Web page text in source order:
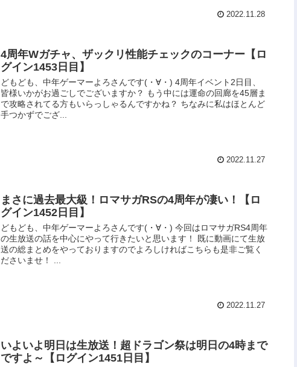
2022.11.28
4周年Wガチャ、ザックリ性能チェックのコーナー【ロ
グイン1453日目】
どもども、中年ゲーマーよろさんです(・∀・) 4周年イベント2日目、
皆様いかがお過ごしでございますか？ もう中には運命の回廊を45層ま
で攻略されてる方もいらっしゃるんですかね？ ちなみに私はほとんど
手つかずでござ...
2022.11.27
まさに過去最大級！ロマサガRSの4周年が凄い！【ロ
グイン1452日目】
どもども、中年ゲーマーよろさんです(・∀・) 今回はロマサガRS4周年
の生放送の話を中心にやって行きたいと思います！ 既に動画にて生放
送の総まとめをやっておりますのでよろしければこちらも是非ご覧く
ださいませ！ ...
2022.11.27
いよいよ明日は生放送！超ドラゴン祭は明日の4時まで
ですよ～【ログイン1451日目】